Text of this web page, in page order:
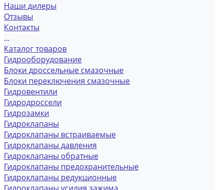
Наши дилеры
Отзывы
Контакты
...
Каталог товаров
Гидрооборудование
Блоки дроссельные смазочные
Блоки переключения смазочные
Гидровентили
Гидродроссели
Гидрозамки
Гидроклапаны
Гидроклапаны встраиваемые
Гидроклапаны давления
Гидроклапаны обратные
Гидроклапаны предохранительные
Гидроклапаны редукционные